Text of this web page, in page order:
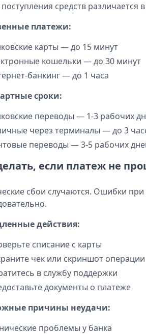
средств
платежи:
карты — до 15 минут
кошельки — до 30 минут
банкинг — до 1 часа
сроки:
переводы — 1-3 рабочих
через терминалы — до 3
переводы — 3-5 рабочих
если платеж не
сбои случаются. Ошибки
действия:
списание с карты
чек или скриншот операции
в службу поддержки
документы о платеже
причины неудачи:
проблемы у банка